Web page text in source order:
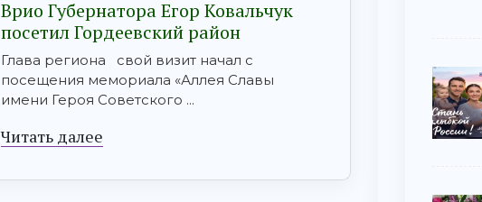
Врио Губернатора Егор Ковальчук
посетил Гордеевский район
Глава региона свой визит начал с
посещения мемориала «Аллея Славы
имени Героя Советского ...
Читать далее